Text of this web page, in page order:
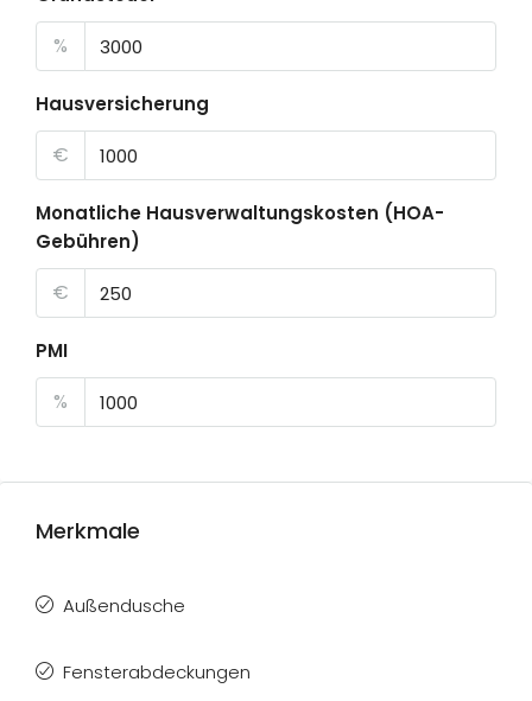
%
Hausversicherung
€
Monatliche Hausverwaltungskosten (HOA-
Gebühren)
€
PMI
%
Merkmale
Außendusche
Fensterabdeckungen